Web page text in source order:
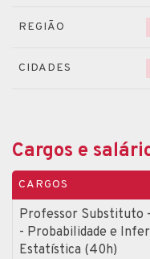
REGIÃO
CIDADES
Cargos e
CARGOS
Professor Substituto
- Probabilidade e
Estatística (40h)